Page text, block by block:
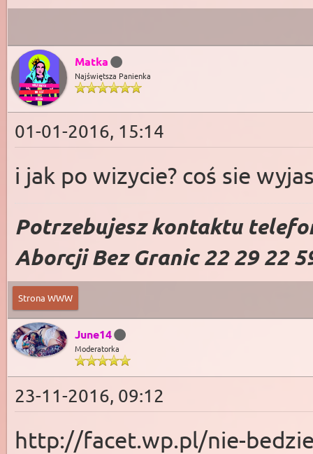
Matka
Najświętsza Panienka
01-01-2016, 15:14
i jak po wizycie? coś sie
Potrzebujesz kontaktu
Aborcji Bez Granic 22 29 22
Strona WWW
June14
Moderatorka
23-11-2016, 09:12
http://facet.wp.pl/nie-